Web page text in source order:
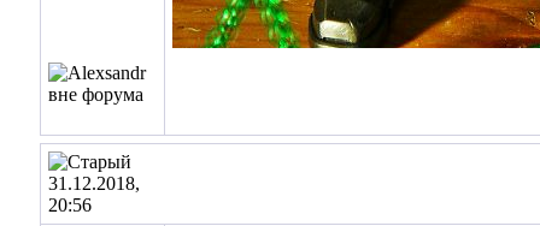
31.12.2018,
20:56